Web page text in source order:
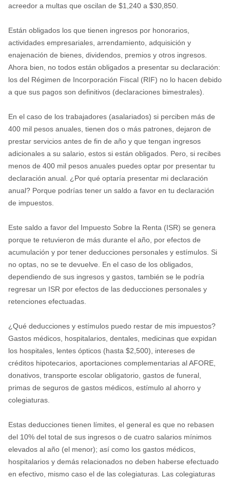
acreedor a multas que oscilan de $1,240 a $30,850.
Están obligados los que tienen ingresos por honorarios,
actividades empresariales, arrendamiento, adquisición y
enajenación de bienes, dividendos, premios y otros ingresos.
Ahora bien, no todos están obligados a presentar su declaración:
los del Régimen de Incorporación Fiscal (RIF) no lo hacen debido
a que sus pagos son definitivos (declaraciones bimestrales).
En el caso de los trabajadores (asalariados) si perciben más de
400 mil pesos anuales, tienen dos o más patrones, dejaron de
prestar servicios antes de fin de año y que tengan ingresos
adicionales a su salario, estos si están obligados. Pero, si recibes
menos de 400 mil pesos anuales puedes optar por presentar tu
declaración anual. ¿Por qué optaría presentar mi declaración
anual? Porque podrías tener un saldo a favor en tu declaración
de impuestos.
Este saldo a favor del Impuesto Sobre la Renta (ISR) se genera
porque te retuvieron de más durante el año, por efectos de
acumulación y por tener deducciones personales y estímulos. Si
no optas, no se te devuelve. En el caso de los obligados,
dependiendo de sus ingresos y gastos, también se le podría
regresar un ISR por efectos de las deducciones personales y
retenciones efectuadas.
¿Qué deducciones y estímulos puedo restar de mis impuestos?
Gastos médicos, hospitalarios, dentales, medicinas que expidan
los hospitales, lentes ópticos (hasta $2,500), intereses de
créditos hipotecarios, aportaciones complementarias al AFORE,
donativos, transporte escolar obligatorio, gastos de funeral,
primas de seguros de gastos médicos, estímulo al ahorro y
colegiaturas.
Estas deducciones tienen límites, el general es que no rebasen
del 10% del total de sus ingresos o de cuatro salarios mínimos
elevados al año (el menor); así como los gastos médicos,
hospitalarios y demás relacionados no deben haberse efectuado
en efectivo, mismo caso el de las colegiaturas. Las colegiaturas